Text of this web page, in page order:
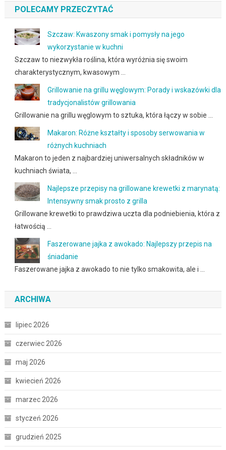
POLECAMY PRZECZYTAĆ
Szczaw: Kwaszony smak i pomysły na jego
wykorzystanie w kuchni
Szczaw to niezwykła roślina, która wyróżnia się swoim
charakterystycznym, kwasowym …
Grillowanie na grillu węglowym: Porady i wskazówki dla
tradycjonalistów grillowania
Grillowanie na grillu węglowym to sztuka, która łączy w sobie …
Makaron: Różne kształty i sposoby serwowania w
różnych kuchniach
Makaron to jeden z najbardziej uniwersalnych składników w
kuchniach świata, …
Najlepsze przepisy na grillowane krewetki z marynatą:
Intensywny smak prosto z grilla
Grillowane krewetki to prawdziwa uczta dla podniebienia, która z
łatwością …
Faszerowane jajka z awokado: Najlepszy przepis na
śniadanie
Faszerowane jajka z awokado to nie tylko smakowita, ale i …
ARCHIWA
lipiec 2026
czerwiec 2026
maj 2026
kwiecień 2026
marzec 2026
styczeń 2026
grudzień 2025